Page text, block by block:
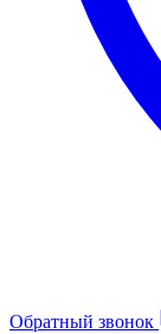
Обратный звонок